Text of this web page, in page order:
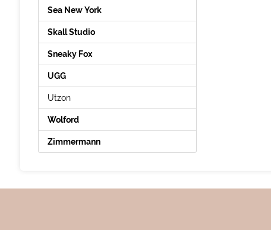
Sea New York
Skall Studio
Sneaky Fox
UGG
Utzon
Wolford
Zimmermann